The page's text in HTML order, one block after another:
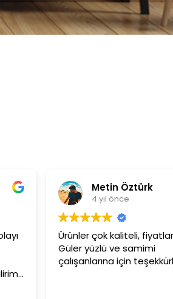
fiyatlar makul.
Asli Ersoy
3+1 evin
tutar